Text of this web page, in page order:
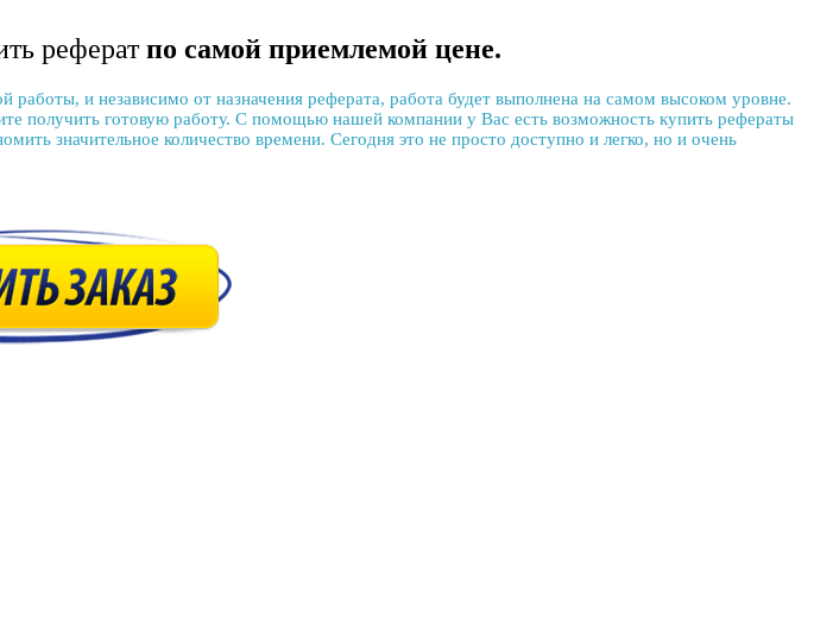
рефератпо самой приемлемой цене.
и независимо от назначения реферата, работа будет выполнена на самом высоком уровне.
получить готовую работу. С помощью нашей компании у Вас есть возможность купить рефераты
значительное количество времени. Сегодня это не просто доступно и легко, но и очень